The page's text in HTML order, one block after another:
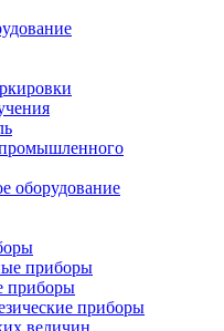
оборудование
приборы
приборы
приборы
величин